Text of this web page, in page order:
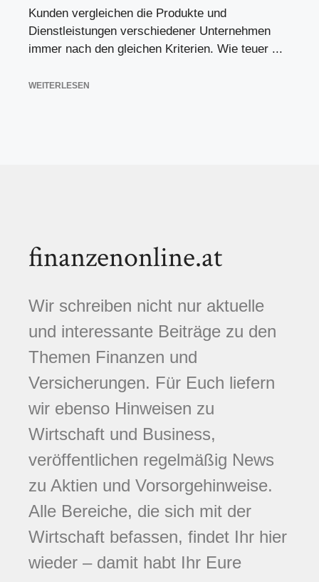
Kunden vergleichen die Produkte und
Dienstleistungen verschiedener Unternehmen
immer nach den gleichen Kriterien. Wie teuer ...
WEITERLESEN
finanzenonline.at
Wir schreiben nicht nur aktuelle
und interessante Beiträge zu den
Themen Finanzen und
Versicherungen. Für Euch liefern
wir ebenso Hinweisen zu
Wirtschaft und Business,
veröffentlichen regelmäßig News
zu Aktien und Vorsorgehinweise.
Alle Bereiche, die sich mit der
Wirtschaft befassen, findet Ihr hier
wieder – damit habt Ihr Eure